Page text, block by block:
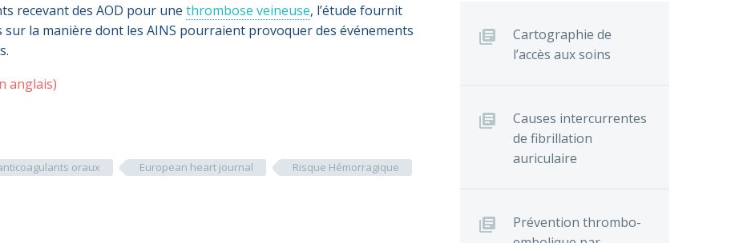
recevant des AOD pour unethrombose veineuse, l’étude fournit
sur la manière dont les AINS pourraient provoquer des événements
anglais)
oraux European heart journal Risque Hémorragique
Cartographie de
l’accès aux soins
Causes intercurrentes
de fibrillation
auriculaire
Prévention thrombo-